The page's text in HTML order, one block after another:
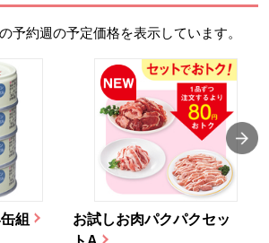
予約週の予定価格を表示しています。
組
お試しお肉パクパクセッ